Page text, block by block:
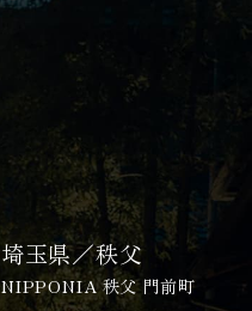
埼玉県／秩父
NIPPONIA 秩父 門前町